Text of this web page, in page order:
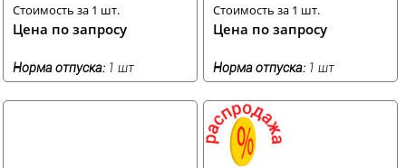
Стоимость за 1 шт.
Цена по запросу
Норма отпуска: 1 шт
Стоимость за 1 шт.
Цена по запросу
Норма отпуска: 1 шт